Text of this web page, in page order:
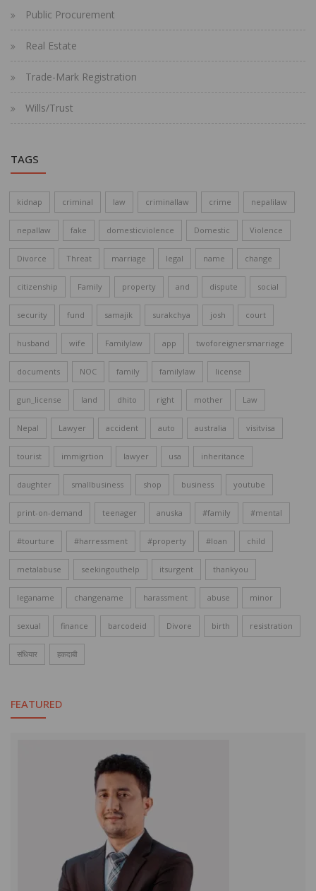
Public Procurement
Real Estate
Trade-Mark Registration
Wills/Trust
TAGS
kidnap criminal law criminallaw crime nepalilaw
nepallaw fake domesticviolence Domestic Violence
Divorce Threat marriage legal name change
citizenship Family property and dispute social
security fund samajik surakchya josh court
husband wife Familylaw app twoforeignersmarriage
documents NOC family familylaw license
gun_license land dhito right mother Law
Nepal Lawyer accident auto australia visitvisa
tourist immigrtion lawyer usa inheritance
daughter smallbusiness shop business youtube
print-on-demand teenager anuska #family #mental
#tourture #harressment #property #loan child
metalabuse seekingouthelp itsurgent thankyou
leganame changename harassment abuse minor
sexual finance barcodeid Divore birth resistration
संधियार हकदाबी
FEATURED